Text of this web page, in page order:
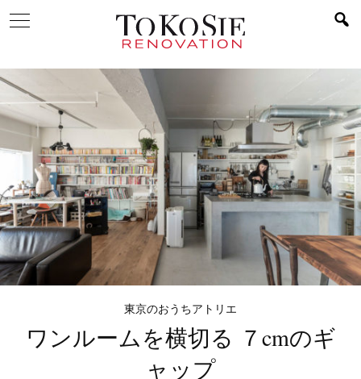
東京のおうちアトリエ
ワンルームを横切る ７cmのギ
ャップ